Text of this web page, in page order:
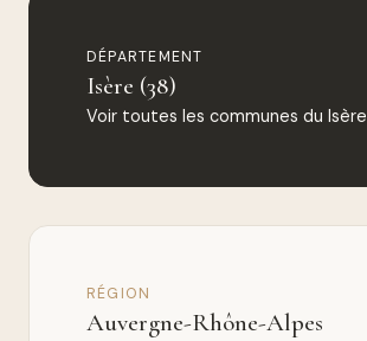
DÉPARTEMENT
Isère (38)
Voir toutes les communes du Isère
RÉGION
Auvergne-Rhône-Alpes